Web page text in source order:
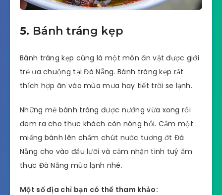
5. Bánh tráng kẹp
Bánh tráng kẹp cũng là một món ăn vặt được giới
trẻ ưa chuộng tại Đà Nẵng. Bánh tráng kẹp rất
thích hợp ăn vào mùa mưa hay tiết trời se lạnh.
Những mẻ bánh tráng được nướng vừa xong rồi
đem ra cho thực khách còn nóng hổi. Cầm một
miếng bánh lên chấm chút nước tương ớt Đà
Nẵng cho vào đầu lưỡi và cảm nhận tinh tuý ẩm
thực Đà Nẵng mùa lạnh nhé.
Một số địa chỉ bạn có thể tham khảo: